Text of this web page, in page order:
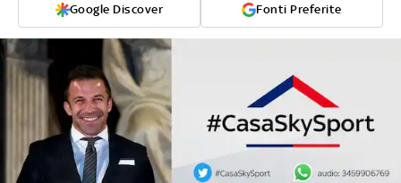
Google Discover Fonti Preferite